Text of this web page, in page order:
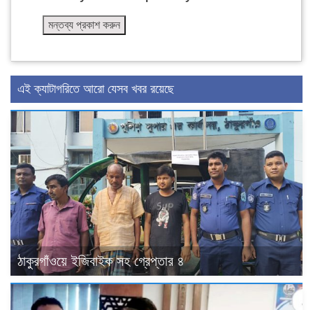
এই ক্যাটাগরিতে আরো যেসব খবর রয়েছে
ঠাকুরগাঁওয়ে ইজিবাইক সহ গ্রেপ্তার ৪